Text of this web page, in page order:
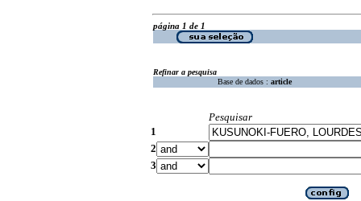
página 1 de 1
Refinar a pesquisa
Base de dados : article
Pesquisar
1
2
3